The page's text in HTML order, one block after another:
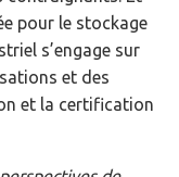
pour le stockage
s’engage sur
et des
et la certification